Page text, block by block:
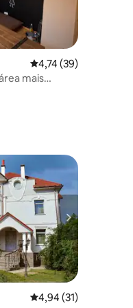
4,74 de uma
4,74 (39)
mais
4,94 de uma
4,94 (31)